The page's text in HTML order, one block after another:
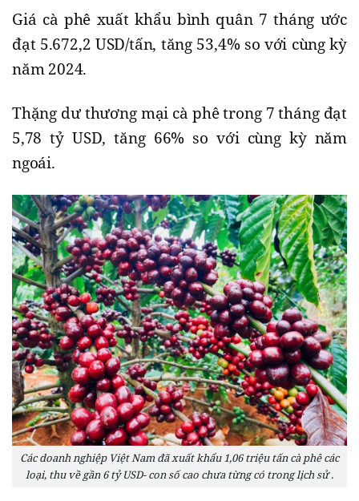
Giá cà phê xuất khẩu bình quân 7 tháng ước
đạt 5.672,2 USD/tấn, tăng 53,4% so với cùng kỳ
năm 2024.
Thặng dư thương mại cà phê trong 7 tháng đạt
5,78 tỷ USD, tăng 66% so với cùng kỳ năm
ngoái.
Các doanh nghiệp Việt Nam đã xuất khẩu 1,06 triệu tấn cà phê các
loại, thu về gần 6 tỷ USD- con số cao chưa từng có trong lịch sử .